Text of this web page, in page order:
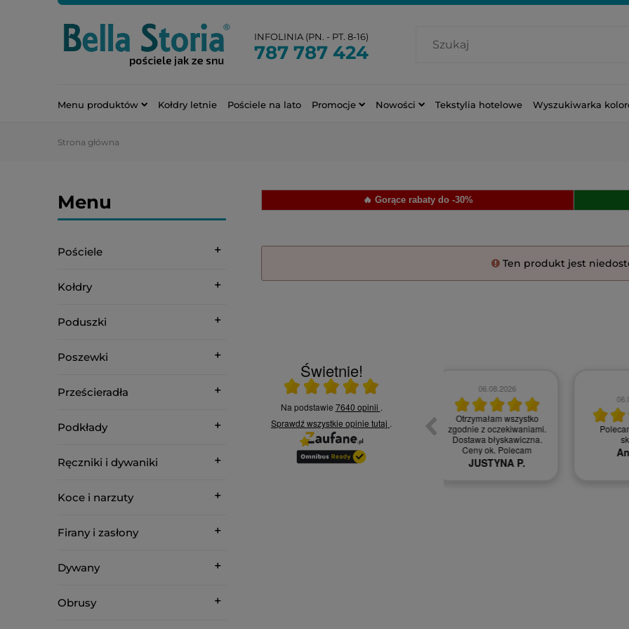
INFOLINIA (PN. - PT. 8-16)
787 787 424
Menu produktów Kołdry letnie Pościele na lato Promocje Nowości Tekstylia hotelowe Wyszukiwarka
Strona główna
Menu
Pościele
Kołdry
Poduszki
Poszewki
Prześcieradła
Podkłady
Ręczniki i dywaniki
Koce i narzuty
Firany i zasłony
Dywany
Obrusy
🔥 Gorące rabaty do -30%
Ten produkt jest
Świetnie!
Ocena średnia 5 na 5
Na podstawie 7640 opinii .
Sprawdź wszystkie opinie tutaj .
06.08.2026
zgodnie z oczekiwaniami.
JUSTYNA P.
Polecam zakupy w
05.08.2026
Towar dobrze opakowany.
Bardzo szybka wysyłka.
Izabela S.
05.08.2026
Szybko, sprawnie i
zgodnie z zamówieniem.
Edyta S.